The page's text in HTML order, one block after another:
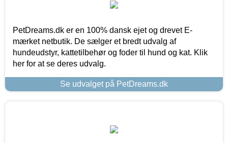
PetDreams.dk er en 100% dansk ejet og drevet E-
mærket netbutik. De sælger et bredt udvalg af
hundeudstyr, kattetilbehør og foder til hund og kat. Klik
her for at se deres udvalg.
Se udvalget på PetDreams.dk